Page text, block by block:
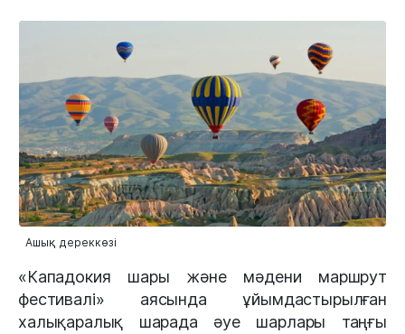
Ашық дереккөзі
«Кападокия шары және мәдени маршрут
фестивалі» аясында ұйымдастырылған
халықаралық шарада әуе шарлары таңғы